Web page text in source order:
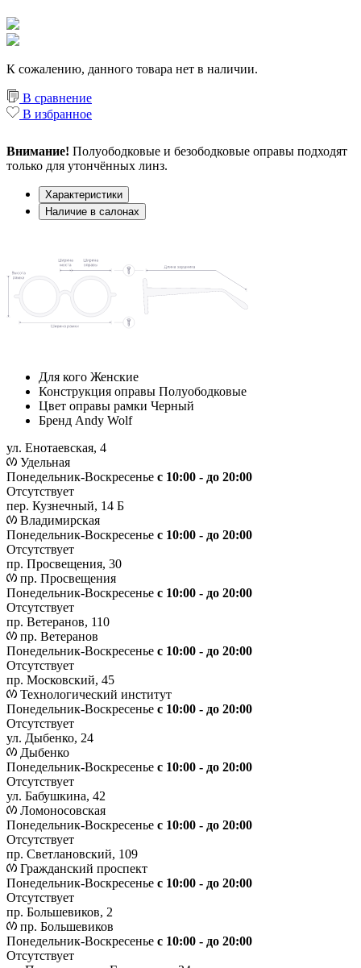
К сожалению, данного товара нет в наличии.
В сравнение
В избранное
Внимание! Полуободковые и безободковые оправы подходят
только для утончённых линз.
Характеристики
Наличие в салонах
Для кого Женские
Конструкция оправы Полуободковые
Цвет оправы рамки Черный
Бренд Andy Wolf
ул. Енотаевская, 4
Удельная
Понедельник-Воскресенье с 10:00 - до 20:00
Отсутствует
пер. Кузнечный, 14 Б
Владимирская
Понедельник-Воскресенье с 10:00 - до 20:00
Отсутствует
пр. Просвещения, 30
пр. Просвещения
Понедельник-Воскресенье c 10:00 - до 20:00
Отсутствует
пр. Ветеранов, 110
пр. Ветеранов
Понедельник-Воскресенье с 10:00 - до 20:00
Отсутствует
пр. Московский, 45
Технологический институт
Понедельник-Воскресенье с 10:00 - до 20:00
Отсутствует
ул. Дыбенко, 24
Дыбенко
Понедельник-Воскресенье с 10:00 - до 20:00
Отсутствует
ул. Бабушкина, 42
Ломоносовская
Понедельник-Воскресенье с 10:00 - до 20:00
Отсутствует
пр. Светлановский, 109
Гражданский проспект
Понедельник-Воскресенье с 10:00 - до 20:00
Отсутствует
пр. Большевиков, 2
пр. Большевиков
Понедельник-Воскресенье с 10:00 - до 20:00
Отсутствует